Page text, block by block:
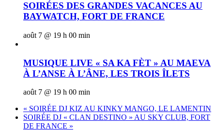
SOIRÉES DES GRANDES VACANCES AU
BAYWATCH, FORT DE FRANCE
août 7 @ 19 h 00 min
MUSIQUE LIVE « SA KA FÈT » AU MAEVA
À L’ANSE À L’ÂNE, LES TROIS ÎLETS
août 7 @ 19 h 00 min
« SOIRÉE DJ KIZ AU KINKY MANGO, LE LAMENTIN
SOIRÉE DJ « CLAN DESTINO » AU SKY CLUB, FORT
DE FRANCE »